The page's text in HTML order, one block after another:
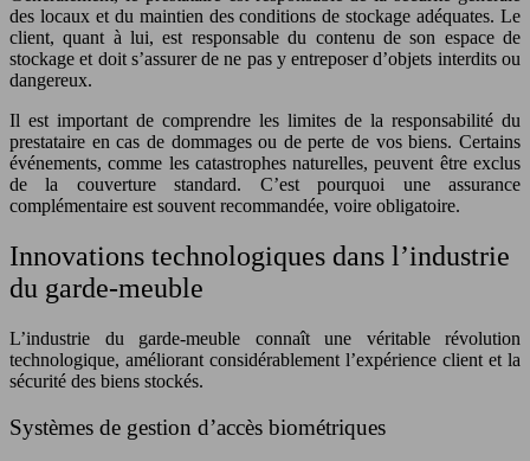
des locaux et du maintien des conditions de stockage adéquates. Le
client, quant à lui, est responsable du contenu de son espace de
stockage et doit s’assurer de ne pas y entreposer d’objets interdits ou
dangereux.
Il est important de comprendre les limites de la responsabilité du
prestataire en cas de dommages ou de perte de vos biens. Certains
événements, comme les catastrophes naturelles, peuvent être exclus
de la couverture standard. C’est pourquoi une assurance
complémentaire est souvent recommandée, voire obligatoire.
Innovations technologiques dans l’industrie
du garde-meuble
L’industrie du garde-meuble connaît une véritable révolution
technologique, améliorant considérablement l’expérience client et la
sécurité des biens stockés.
Systèmes de gestion d’accès biométriques